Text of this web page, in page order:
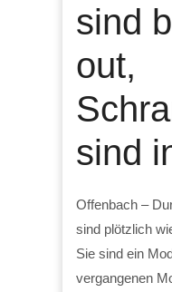
sind
out,
sind
Offenbach –
sind plötzlich
Sie sind ein
vergangenen